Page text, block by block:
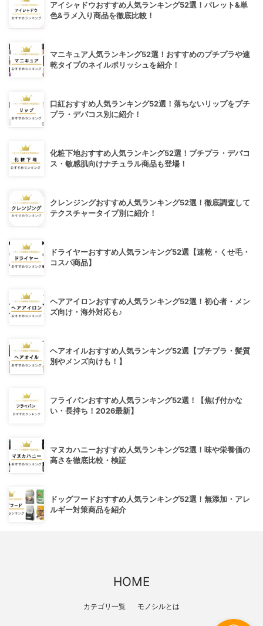
アイシャドウおすすめ人気ランキング52選！パレット&単
色&ラメ入り商品を徹底比較！
マニキュア人気ランキング52選！おすすめのプチプラや速
乾タイプのネイルポリッシュを紹介！
口紅おすすめ人気ランキング52選！落ちないリップをプチ
プラ・デパコス別に紹介！
化粧下地おすすめ人気ランキング52選！プチプラ・デパコ
ス・敏感肌向けナチュラル商品も登場！
クレンジングおすすめ人気ランキング52選！徹底調査して
テクスチャータイプ別に紹介！
ドライヤーおすすめ人気ランキング52選【速乾・くせ毛・
コスパ商品】
ヘアアイロンおすすめ人気ランキング52選！初心者・メン
ズ向け・海外対応も♪
ヘアオイルおすすめ人気ランキング52選【プチプラ・髪質
別やメンズ向けも！】
フライパンおすすめ人気ランキング52選！【焦げ付かな
い・長持ち！2026最新】
マヌカハニーおすすめ人気ランキング52選！味や栄養価の
高さを徹底比較・検証
ドッグフードおすすめ人気ランキング52選！無添加・アレ
ルギー対策商品を紹介
HOME
カテゴリ一覧 モノシルとは